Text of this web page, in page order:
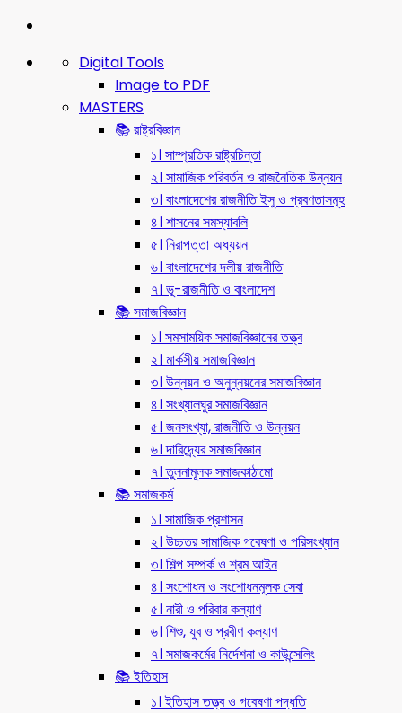
Digital Tools
Image to PDF
MASTERS
📚 রাষ্ট্রবিজ্ঞান
১। সাম্প্রতিক রাষ্ট্রচিন্তা
২। সামাজিক পরিবর্তন ও রাজনৈতিক উন্নয়ন
৩। বাংলাদেশের রাজনীতি ইসু ও প্রবণতাসমূহ
৪। শাসনের সমস্যাবলি
৫। নিরাপত্তা অধ্যয়ন
৬। বাংলাদেশের দলীয় রাজনীতি
৭। ভূ-রাজনীতি ও বাংলাদেশ
📚 সমাজবিজ্ঞান
১। সমসাময়িক সমাজবিজ্ঞানের তত্ত্ব
২। মার্কসীয় সমাজবিজ্ঞান
৩। উন্নয়ন ও অনুন্নয়নের সমাজবিজ্ঞান
৪। সংখ্যালঘুর সমাজবিজ্ঞান
৫। জনসংখ্যা, রাজনীতি ও উন্নয়ন
৬। দারিদ্র্যের সমাজবিজ্ঞান
৭। তুলনামূলক সমাজকাঠামো
📚 সমাজকর্ম
১। সামাজিক প্রশাসন
২। উচ্চতর সামাজিক গবেষণা ও পরিসংখ্যান
৩। শিল্প সম্পর্ক ও শ্রম আইন
৪। সংশোধন ও সংশোধনমূলক সেবা
৫। নারী ও পরিবার কল্যাণ
৬। শিশু, যুব ও প্রবীণ কল্যাণ
৭। সমাজকর্মের নির্দেশনা ও কাউন্সেলিং
📚 ইতিহাস
১। ইতিহাস তত্ত্ব ও গবেষণা পদ্ধতি